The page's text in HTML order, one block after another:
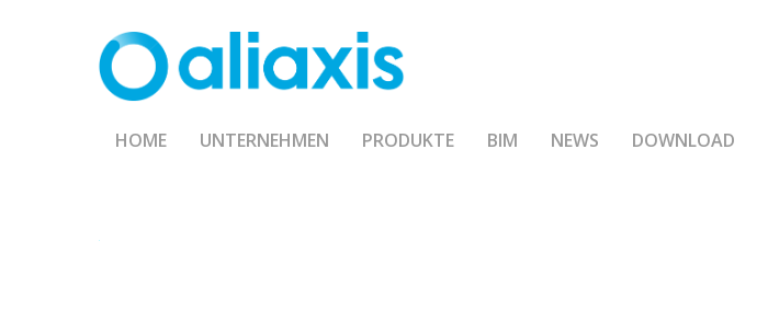
HOME UNTERNEHMEN PRODUKTE BIM NEWS DOWNLOAD